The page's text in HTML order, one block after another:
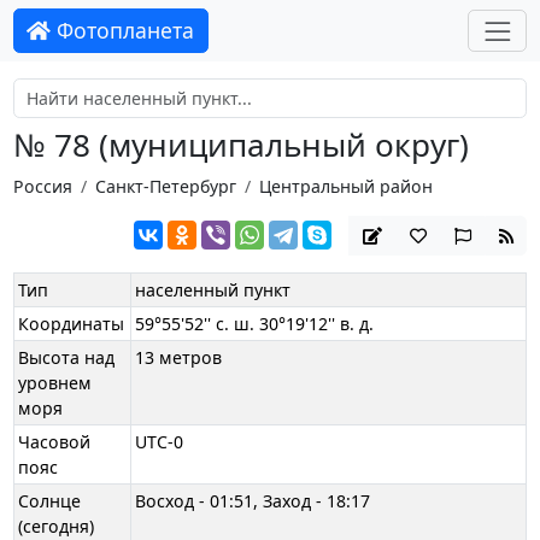
Фотопланета
№ 78 (муниципальный округ)
Россия Санкт-Петербург Центральный район
Тип
населенный пункт
Координаты 59°55'52'' с. ш. 30°19'12'' в. д.
Высота над
уровнем
моря
13 метров
Часовой
пояс
UTC-0
Солнце
(сегодня)
Восход - 01:51, Заход - 18:17